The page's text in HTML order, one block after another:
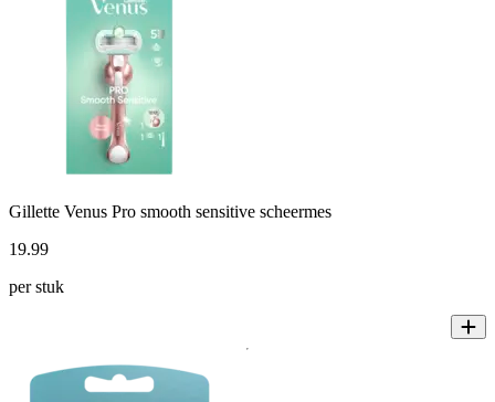
Gillette Venus Pro smooth sensitive scheermes
19.99
per stuk